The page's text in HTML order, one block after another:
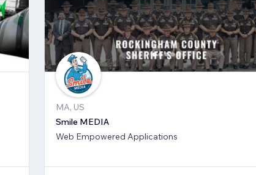
MA, US
Smile MEDIA
Web Empowered Applications